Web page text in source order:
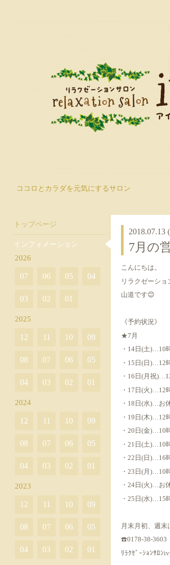
ココロとカラダを元気にするサロン
2018.07.13
7月の
こんにちは。
リラクゼーシ
山道です😊
《予約状況》
★7月
・14日(土)…10
・15日(日)…12
・16日(月祝
・17日(火)…12
・18日(水)…お
・19日(木)…12
・20日(金)…10
・21日(土)…10
・22日(日)…16
・23日(月)…10
・24日(火)…お
・25日(水)…15
月末月初、週
☎️0178-38-3603
ﾘﾗｸｾﾞｰｼｮﾝｻﾛﾝ
トップページ
インフォメーション
2026
07 06 05 04
03 02 01
2025
12 11 10 09
08 07 06 05
04 03 02 01
2024
12 11 10 09
08 07 06 05
04 03 02 01
2023
12 11 10 09
08 07 06 05
04 03 02 01